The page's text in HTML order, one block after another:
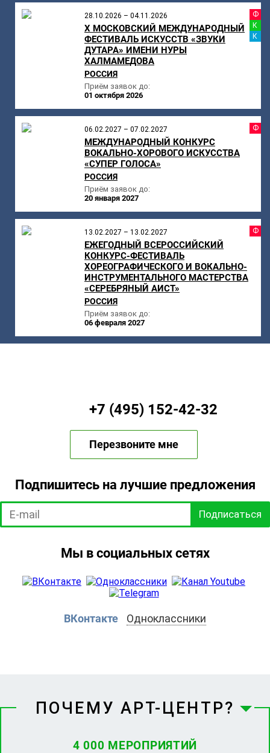
28.10.2026 – 04.11.2026
X МОСКОВСКИЙ МЕЖДУНАРОДНЫЙ
ФЕСТИВАЛЬ ИСКУССТВ «ЗВУКИ
ДУТАРА» ИМЕНИ НУРЫ
ХАЛМАМЕДОВА
РОССИЯ
Приём заявок до:
01 октября 2026
06.02.2027 – 07.02.2027
МЕЖДУНАРОДНЫЙ КОНКУРС
ВОКАЛЬНО-ХОРОВОГО ИСКУССТВА
«СУПЕР ГОЛОСА»
РОССИЯ
Приём заявок до:
20 января 2027
13.02.2027 – 13.02.2027
ЕЖЕГОДНЫЙ ВСЕРОССИЙСКИЙ
КОНКУРС-ФЕСТИВАЛЬ
ХОРЕОГРАФИЧЕСКОГО И ВОКАЛЬНО-
ИНСТРУМЕНТАЛЬНОГО МАСТЕРСТВА
«СЕРЕБРЯНЫЙ АИСТ»
РОССИЯ
Приём заявок до:
06 февраля 2027
+7 (495) 152-42-32
Перезвоните мне
Подпишитесь на лучшие предложения
Подписаться
Мы в социальных сетях
ВКонтакте Одноклассники
ПОЧЕМУ АРТ-ЦЕНТР?
4 000 МЕРОПРИЯТИЙ